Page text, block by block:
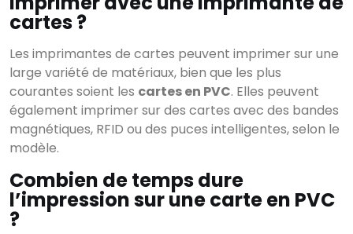
cartes ?
Les imprimantes de cartes peuvent imprimer sur une
large variété de matériaux, bien que les plus
courantes soient les cartes en PVC. Elles peuvent
également imprimer sur des cartes avec des bandes
magnétiques, RFID ou des puces intelligentes, selon le
modèle.
Combien de temps dure
l’impression sur une carte en PVC
?